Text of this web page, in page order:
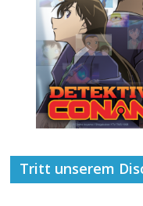
Tritt unserem